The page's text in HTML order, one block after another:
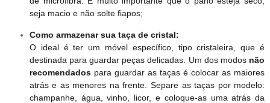
seja macio e não solte fiapos;
Como armazenar sua taça de cristal:
O ideal é ter um móvel específico, tipo cristaleira, que é
destinada para guardar peças delicadas. Um dos modos não
recomendadospara guardar as taças é colocar as maiores
atrás e as menores na frente. Separe as taças por modelo:
champanhe, água, vinho, licor, e coloque-as uma atrás da